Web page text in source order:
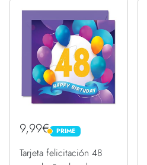
9,99€ PRIME
PRIME
Tarjeta felicitación 48